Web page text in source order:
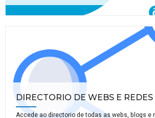
DIRECTORIO DE WEBS E
Accede ao directorio de todas as webs, blogs e